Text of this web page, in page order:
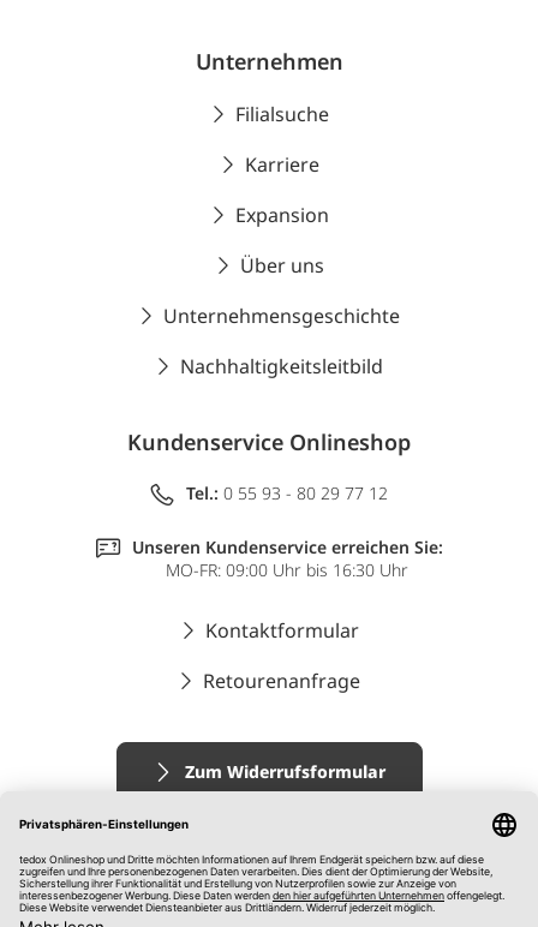
Unternehmen
Filialsuche
Karriere
Expansion
Über uns
Unternehmensgeschichte
Nachhaltigkeitsleitbild
Kundenservice Onlineshop
Tel.: 0 55 93 - 80 29 77 12
Unseren Kundenservice erreichen Sie:
MO-FR: 09:00 Uhr bis 16:30 Uhr
Kontaktformular
Retourenanfrage
Zum Widerrufsformular
Impressum
AGB